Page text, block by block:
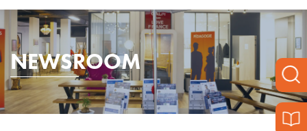
NEWSROOM